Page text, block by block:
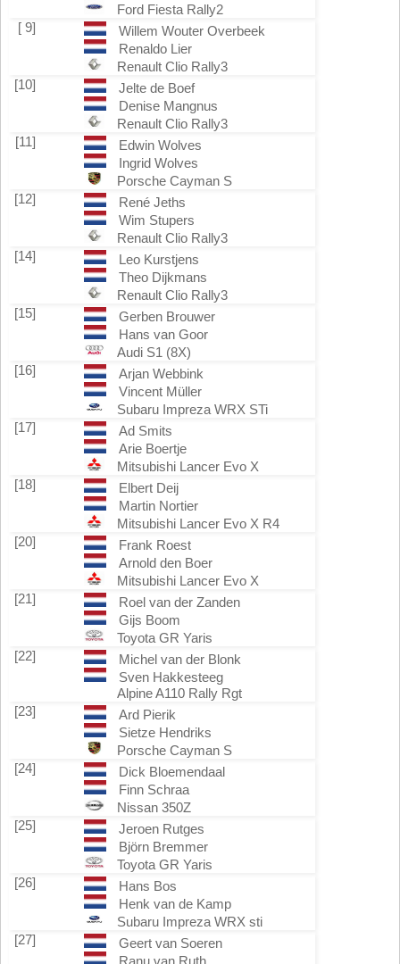
Ford Fiesta Rally2
[ 9]
Willem Wouter Overbeek
Renaldo Lier
Renault Clio Rally3
[10]
Jelte de Boef
Denise Mangnus
Renault Clio Rally3
[11]
Edwin Wolves
Ingrid Wolves
Porsche Cayman S
[12]
René Jeths
Wim Stupers
Renault Clio Rally3
[14]
Leo Kurstjens
Theo Dijkmans
Renault Clio Rally3
[15]
Gerben Brouwer
Hans van Goor
Audi S1 (8X)
[16]
Arjan Webbink
Vincent Müller
Subaru Impreza WRX STi
[17]
Ad Smits
Arie Boertje
Mitsubishi Lancer Evo X
[18]
Elbert Deij
Martin Nortier
Mitsubishi Lancer Evo X R4
[20]
Frank Roest
Arnold den Boer
Mitsubishi Lancer Evo X
[21]
Roel van der Zanden
Gijs Boom
Toyota GR Yaris
[22]
Michel van der Blonk
Sven Hakkesteeg
Alpine A110 Rally Rgt
[23]
Ard Pierik
Sietze Hendriks
Porsche Cayman S
[24]
Dick Bloemendaal
Finn Schraa
Nissan 350Z
[25]
Jeroen Rutges
Björn Bremmer
Toyota GR Yaris
[26]
Hans Bos
Henk van de Kamp
Subaru Impreza WRX sti
[27]
Geert van Soeren
Ranu van Ruth